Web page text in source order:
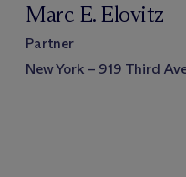
Marc E. Elovitz
Partner
New York – 919 Third